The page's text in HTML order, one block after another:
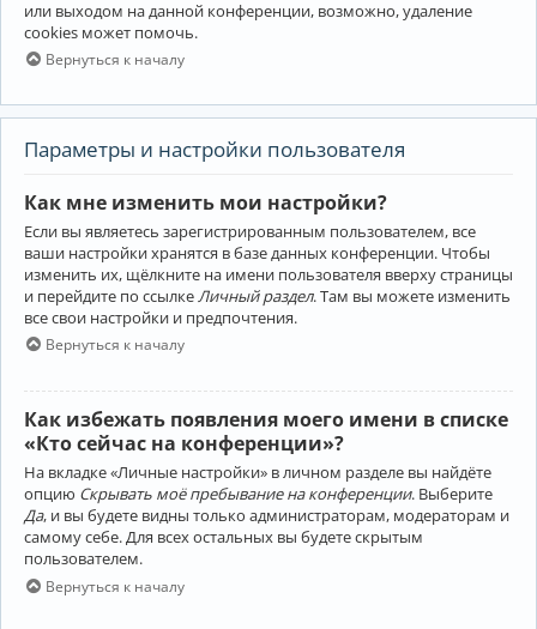
или выходом на данной конференции, возможно, удаление
cookies может помочь.
Вернуться к началу
Параметры и настройки пользователя
Как мне изменить мои настройки?
Если вы являетесь зарегистрированным пользователем, все
ваши настройки хранятся в базе данных конференции. Чтобы
изменить их, щёлкните на имени пользователя вверху страницы
и перейдите по ссылке Личный раздел. Там вы можете изменить
все свои настройки и предпочтения.
Вернуться к началу
Как избежать появления моего имени в списке
«Кто сейчас на конференции»?
На вкладке «Личные настройки» в личном разделе вы найдёте
опцию Скрывать моё пребывание на конференции. Выберите
Да, и вы будете видны только администраторам, модераторам и
самому себе. Для всех остальных вы будете скрытым
пользователем.
Вернуться к началу